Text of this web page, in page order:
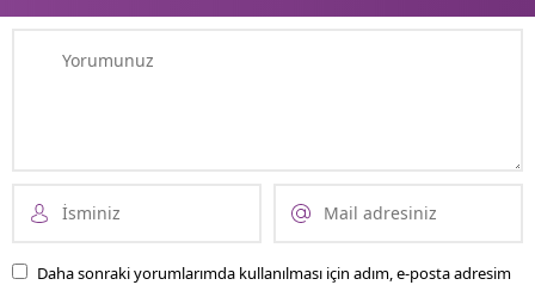
Daha sonraki yorumlarımda kullanılması için adım, e-posta adresim